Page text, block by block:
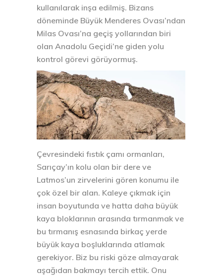
kullanılarak inşa edilmiş. Bizans
döneminde Büyük Menderes Ovası’ndan
Milas Ovası’na geçiş yollarından biri
olan Anadolu Geçidi’ne giden yolu
kontrol görevi görüyormuş.
Çevresindeki fıstık çamı ormanları,
Sarıçay’ın kolu olan bir dere ve
Latmos’un zirvelerini gören konumu ile
çok özel bir alan. Kaleye çıkmak için
insan boyutunda ve hatta daha büyük
kaya bloklarının arasında tırmanmak ve
bu tırmanış esnasında birkaç yerde
büyük kaya boşluklarında atlamak
gerekiyor. Biz bu riski göze almayarak
aşağıdan bakmayı tercih ettik. Onu